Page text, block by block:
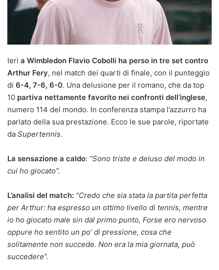
Ieri a Wimbledon Flavio Cobolli ha perso in tre set contro
Arthur Fery, nel match dei quarti di finale, con il punteggio
di 6-4, 7-6, 6-0. Una delusione per il romano, che da top
10 partiva nettamente favorito nei confronti dell’inglese,
numero 114 del mondo. In conferenza stampa l’azzurro ha
parlato della sua prestazione. Ecco le sue parole, riportate
da Supertennis.
La sensazione a caldo: “Sono triste e deluso del modo in
cui ho giocato”.
L’analisi del match: “Credo che sia stata la partita perfetta
per Arthur: ha espresso un ottimo livello di tennis, mentre
io ho giocato male sin dal primo punto, Forse ero nervoso
oppure ho sentito un po’ di pressione, cosa che
solitamente non succede. Non era la mia giornata, può
succedere”.